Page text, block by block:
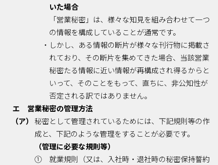
いた場合
「営業秘密」は、様々な知見を組み合わせて一つ
の情報を構成していることが通常です。
・しかし、ある情報の断片が様々な刊行物に掲載さ
れており、その断片を集めてきた場合、当該営業
秘密たる情報に近い情報が再構成され得るからと
いって、そのことをもって、直ちに、非公知性が
否定される訳ではありません。
エ 営業秘密の管理方法
（ア）
秘密として管理されているためには、下記規則等の作
成と、下記のような管理をすることが必要です。
（管理に必要な規則等）
① 就業規則（又は、入社時・退社時の秘密保持誓約